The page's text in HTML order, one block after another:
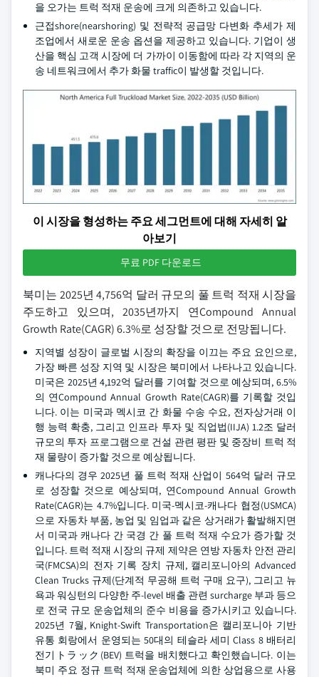
을 오가는 트럭 적재 운송에 크게 의존하고 있습니다.
근접shore(nearshoring) 및 전략적 공급망 다변화 추세가 제
조업에서 새로운 운송 옵션을 제공하고 있습니다. 기업이 생
산을 핵심 고객 시장에 더 가까이 이동함에 따라 각 지역의 운
송 네트워크에서 추가 화물 traffic이 발생할 것입니다.
이 시장을 형성하는 주요 세그먼트에 대해 자세히 알
아보기
무료 PDF 다운로드
북미는 2025년 4,756억 달러 규모의 풀 트럭 적재 시장을
주도하고 있으며, 2035년까지 연Compound Annual
Growth Rate(CAGR) 6.3%로 성장할 것으로 전망됩니다.
지역별 성장이 글로벌 시장의 확장을 이끄는 주요 요인으로,
가장 빠른 성장 지역 및 시장은 북미에서 나타나고 있습니다.
미국은 2025년 4,192억 달러를 기여할 것으로 예상되며, 6.5%
의 연Compound Annual Growth Rate(CAGR)를 기록할 것입
니다. 이는 미국과 멕시코 간 화물 수송 수요, 전자상거래 이
행 능력 확충, 그리고 인프라 투자 및 직업법(IIJA) 1.2조 달러
규모의 투자 프로그램으로 건설 관련 평판 및 중장비 트럭 적
재 물량이 증가할 것으로 예상됩니다.
캐나다의 경우 2025년 풀 트럭 적재 산업이 564억 달러 규모
로 성장할 것으로 예상되며, 연Compound Annual Growth
Rate(CAGR)는 4.7%입니다. 미국-멕시코-캐나다 협정(USMCA)
으로 자동차 부품, 농업 및 임업과 같은 상거래가 활발해지면
서 미국과 캐나다 간 국경 간 풀 트럭 적재 수요가 증가할 것
입니다. 트럭 적재 시장의 규제 제약은 연방 자동차 안전 관리
국(FMCSA)의 전자 기록 장치 규제, 캘리포니아의 Advanced
Clean Trucks 규제(단계적 무공해 트럭 구매 요구), 그리고 뉴
욕과 워싱턴의 다양한 주-level 배출 관련 surcharge 부과 등으
로 전국 규모 운송업체의 준수 비용을 증가시키고 있습니다.
2025년 7월, Knight-Swift Transportation은 캘리포니아 기반
유통 회랑에서 운영되는 50대의 테슬라 세미 Class 8 배터리
전기トラック(BEV) 트럭을 배치했다고 확인했습니다. 이는
북미 주요 정규 트럭 적재 운송업체에 의한 상업용으로 사용